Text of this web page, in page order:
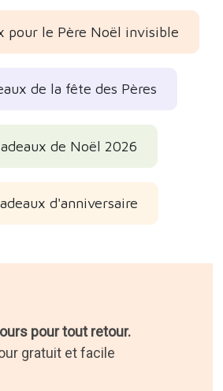
pour le Père Noël invisible
de la fête des Pères
de Noël 2026
d'anniversaire
pour tout retour.
gratuit et facile